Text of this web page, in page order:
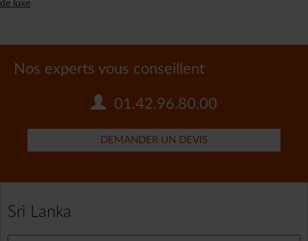
de luxe
Nos experts vous conseillent
01.42.96.80.00
DEMANDER UN DEVIS
Sri Lanka